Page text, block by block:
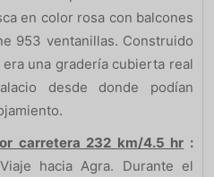
en color rosa con balcones
953 ventanillas. Construido
una gradería cubierta real
desde donde podían
carretera 232 km/4.5 hr :
hacia Agra. Durante el